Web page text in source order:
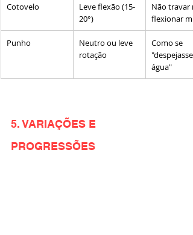
Cotovelo
Leve flexão (15-
20°)
Não travar
flexionar
Punho
Neutro ou leve
rotação
Como se
"despejasse
água"
5. VARIAÇÕES E
PROGRESSÕES